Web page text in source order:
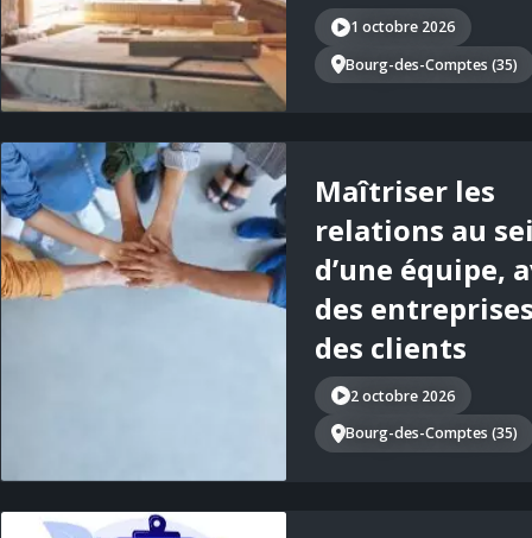
1 octobre 2026
Bourg-des-Comptes (35)
Maîtriser les
relations au
d’une équipe,
des
des clients
2 octobre 2026
Bourg-des-Comptes (35)